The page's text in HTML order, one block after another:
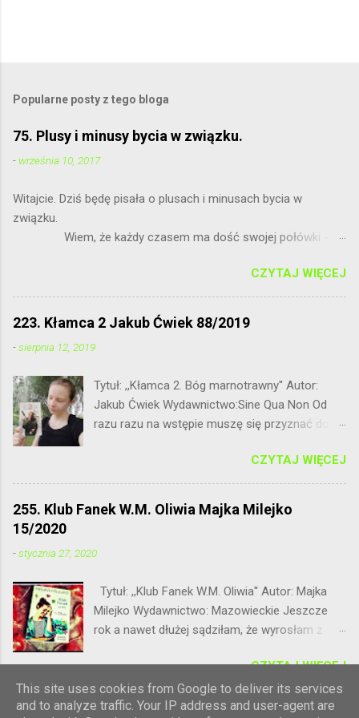
Popularne posty z tego bloga
75. Plusy i minusy bycia w związku.
- września 10, 2017
Witajcie. Dziś będę pisała o plusach i minusach bycia w
związku.
Wiem, że każdy czasem ma dość swojej połówki - to
Bratnia dusza powinna nas zawsze wspierać.
...
CZYTAJ WIĘCEJ
223. Kłamca 2 Jakub Ćwiek 88/2019
-sierpnia 12, 2019
Tytuł: ,,Kłamca 2. Bóg marnotrawny'' Autor:
Jakub Ćwiek Wydawnictwo:Sine Qua Non Od
razu razu na wstępie muszę się przyznać do
drugiego tomu z cyklu Kłamca Jakuba Ćwieka.
Dla przypomnienia pierwsza część nie do
końca przypadła mi do gustu. Fantastyka w
połączeniu z opowiadaniami - zdecydowanie
czekała mnie powtórka z rozrywki? A może
zaglądając poniżej. Głównym bohaterem zbioru
opowiadań jest po raz kolejny Loki. Żyjąc w
dobrych stosunkach z aniołami nadal im
bardzo mu zależy. Umowa wydaje się być
uczciwa dla obu stron. Kłamca jednak nie byłby
CZYTAJ WIĘCEJ
255. Klub Fanek W.M. Oliwia Majka Milejko
15/2020
-stycznia 27, 2020
Tytuł: ,,Klub Fanek W.M. Oliwia'' Autor: Majka
Milejko Wydawnictwo: Mazowieckie Jeszcze
rok a nawet dłużej sądziłam, że wyrosłam z
tłumacząc się tym, że to nie mój target, że
nastoletnie historie mnie nudzą. Ostatnio na
portalu czytam pierwszy okazało się kilka
CZYTAJ WIĘCEJ
This site uses cookies from Google to deliver its services
and to analyze traffic. Your IP address and user-agent are